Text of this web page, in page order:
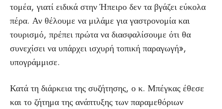
τομέα, γιατί ειδικά στην Ήπειρο δεν τα βγάζει εύκολα
πέρα. Αν θέλουμε να μιλάμε για γαστρονομία και
τουρισμό, πρέπει πρώτα να διασφαλίσουμε ότι θα
συνεχίσει να υπάρχει ισχυρή τοπική παραγωγή»,
υπογράμμισε.
Κατά τη διάρκεια της συζήτησης, ο κ. Μπέγκας έθεσε
και το ζήτημα της ανάπτυξης των παραμεθόριων